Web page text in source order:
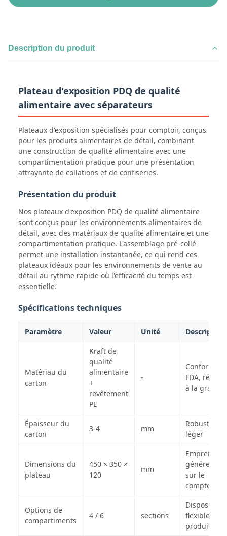
Description du produit
Plateau d'exposition PDQ de qualité
alimentaire avec séparateurs
Plateaux d'exposition spécialisés pour comptoir, conçus
pour les produits alimentaires de détail, combinant
une construction de qualité alimentaire avec une
compartimentation pratique pour une présentation
attrayante de collations et de confiseries.
Présentation du produit
Nos plateaux d'exposition PDQ de qualité alimentaire
sont conçus pour les environnements alimentaires de
détail, avec des matériaux de qualité alimentaire et une
compartimentation pratique. L'assemblage pré-collé
permet une installation instantanée, ce qui rend ces
plateaux idéaux pour les environnements de vente au
détail au rythme rapide où l'efficacité du temps est
essentielle.
Spécifications techniques
Paramètre Valeur Unité Description
Matériau du
carton
Kraft de
qualité
alimentaire
+
revêtement
PE
-
Conforme à
FDA,
à la graisse
Épaisseur du
carton
3-4 mm
Robuste
léger
Dimensions du
plateau
450 × 350 ×
120
mm
Empreinte
généreuse
sur le
comptoir
Options de
compartiments
4 / 6 sections
Disposition
flexible des
produits